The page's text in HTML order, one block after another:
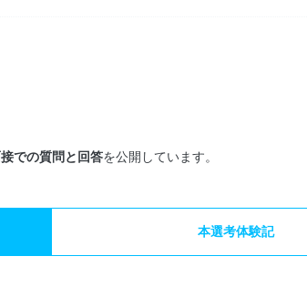
での質問と回答を公開しています。
本選考体験記